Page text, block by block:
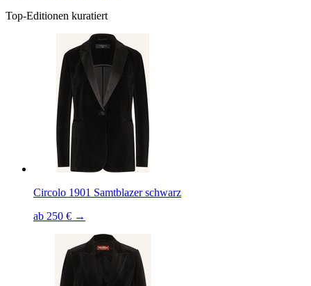
Top-Editionen kuratiert
Circolo 1901 Samtblazer schwarz
ab 250 € →